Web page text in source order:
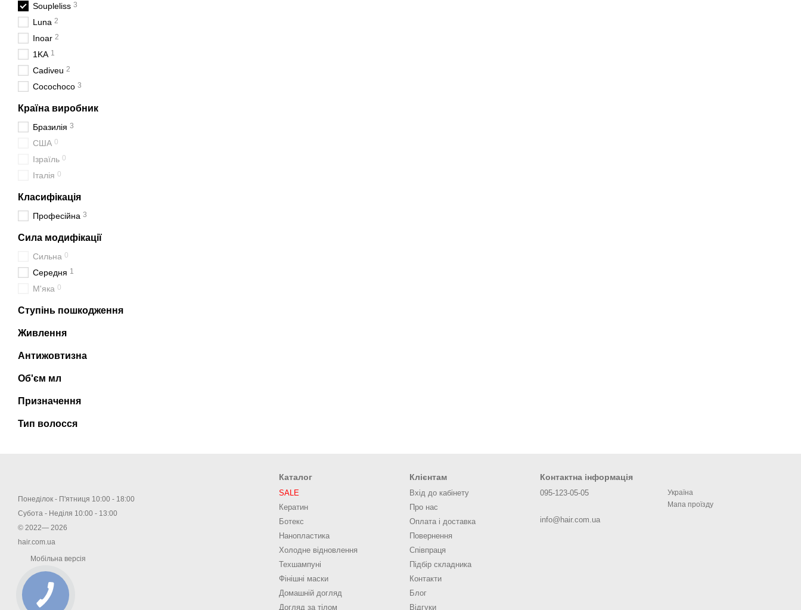
Soupleliss 3
Luna 2
Inoar 2
1KA 1
Cadiveu 2
Cocochoco 3
Країна виробник
Бразилія 3
США 0
Ізраїль 0
Італія 0
Класифікація
Професійна 3
Сила модифікації
Сильна 0
Середня 1
М'яка 0
Ступінь пошкодження
Живлення
Антижовтизна
Об'єм мл
Призначення
Тип волосся
Понеділок - П'ятниця 10:00 - 18:00
Субота - Неділя 10:00 - 13:00
© 2022— 2026
hair.com.ua
Мобільна версія
Каталог
SALE
Кератин
Ботекс
Нанопластика
Холодне відновлення
Техшампуні
Фінішні маски
Домашній догляд
Догляд за тілом
Клієнтам
Вхід до кабінету
Про нас
Оплата і доставка
Повернення
Співпраця
Підбір складника
Контакти
Блог
Відгуки
Контактна інформація
095-123-05-05
info@hair.com.ua
Україна
Мапа проїзду